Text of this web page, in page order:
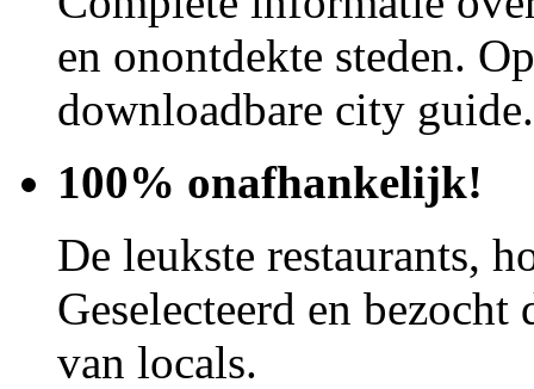
en onontdekte steden.
downloadbare city guide.
100% onafhankelijk!
De leukste restaurants,
Geselecteerd en
van locals.